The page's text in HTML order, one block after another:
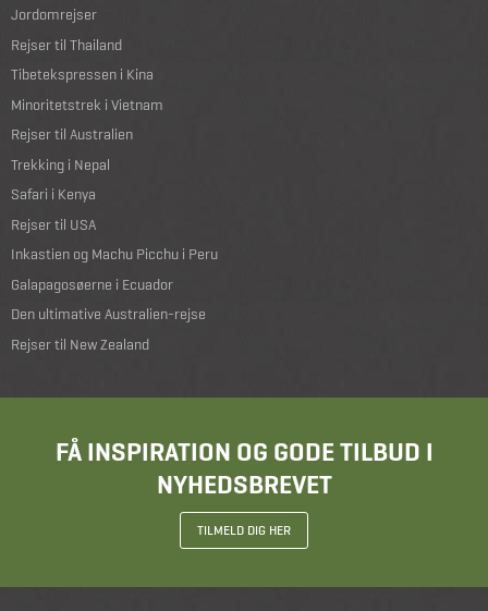
Jordomrejser
Rejser til Thailand
Tibetekspressen i Kina
Minoritetstrek i Vietnam
Rejser til Australien
Trekking i Nepal
Safari i Kenya
Rejser til USA
Inkastien og Machu Picchu i Peru
Galapagosøerne i Ecuador
Den ultimative Australien-rejse
Rejser til New Zealand
FÅ INSPIRATION OG GODE TILBUD I
NYHEDSBREVET
TILMELD DIG HER